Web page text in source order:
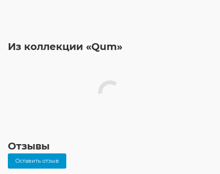
Из коллекции «Qum»
Отзывы
Оставить отзыв